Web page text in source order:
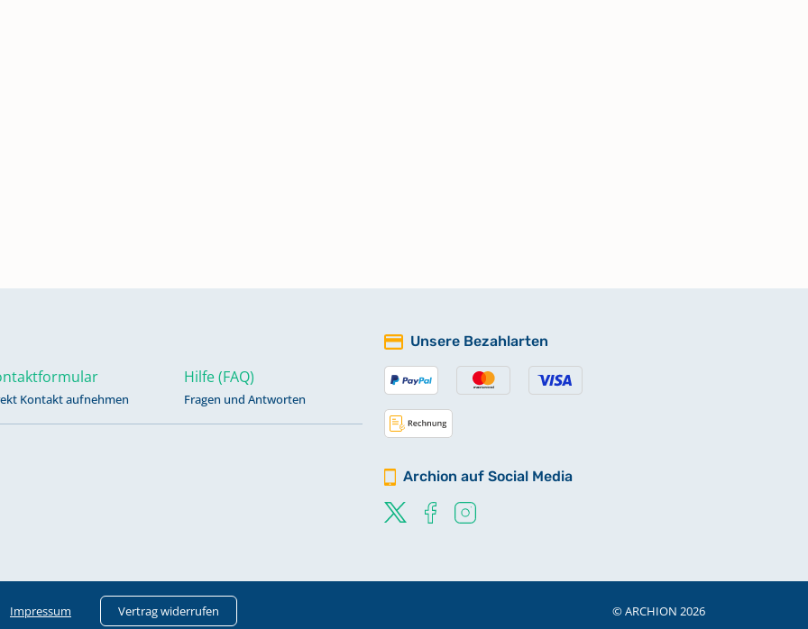
Kontakt aufnehmen
Hilfe (FAQ)
Fragen und Antworten
Unsere Bezahlarten
Archion auf Social Media
Impressum Vertrag widerrufen © ARCHION 2026